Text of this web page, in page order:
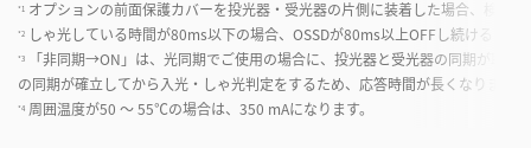
*1 オプションの前面保護カバーを投光器・受光器の片側に装着した場合、検出
*2 しゃ光している時間が80ms以下の場合、OSSDが80ms以上OFFし続けるこ
*3
「非同期→ON」は、光同期でご使用の場合に、投光器と受光器の同期が取
の同期が確立してから入光・しゃ光判定をするため、応答時間が長くなります。
*4 周囲温度が50 ～ 55℃の場合は、350 mAになります。